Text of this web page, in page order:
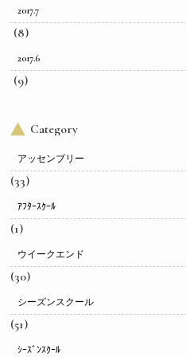
2017.7
(8)
2017.6
(9)
Category
アッセンブリー
(33)
ｱﾌﾀｰｽｸｰﾙ
(1)
ウイークエンド
(30)
シーズンスクール
(51)
ｼｰｽﾞﾝｽｸｰﾙ